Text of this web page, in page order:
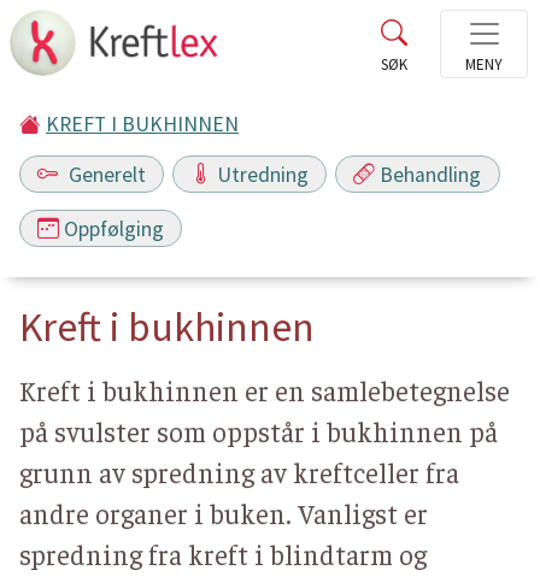
KREFT I BUKHINNEN
Generelt
Utredning Behandling
Oppfølging
Kreft i bukhinnen
Kreft i bukhinnen er en samlebetegnelse
på svulster som oppstår i bukhinnen på
grunn av spredning av kreftceller fra
andre organer i buken. Vanligst er
spredning fra kreft i blindtarm og